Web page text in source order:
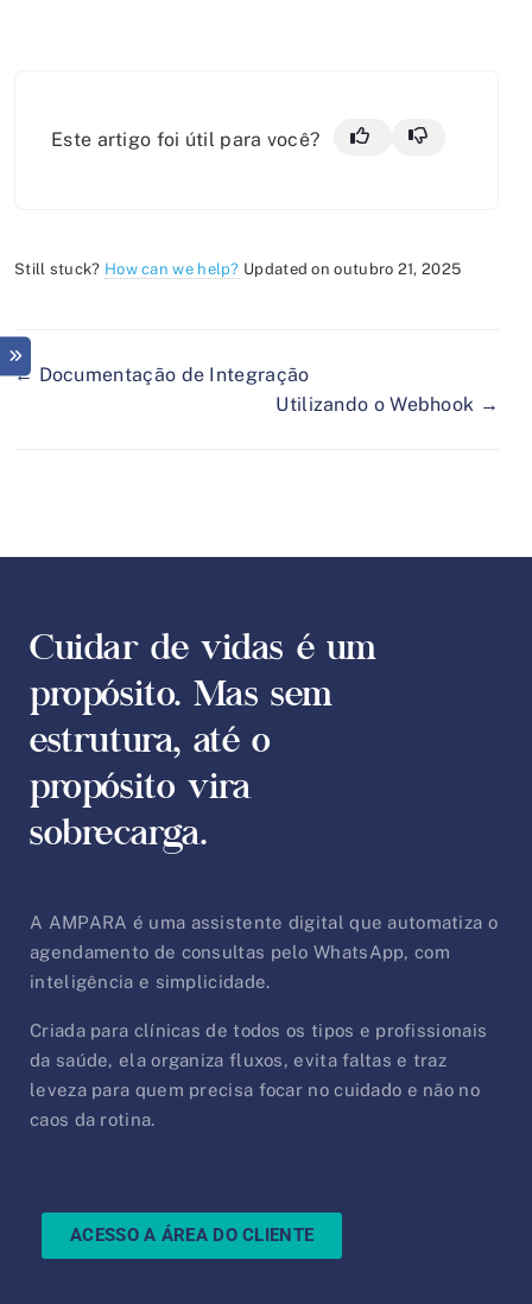
Este artigo foi útil para você?
Still stuck? How can we help? Updated on outubro 21, 2025
← Documentação de Integração
Utilizando o Webhook →
Cuidar de vidas é um
propósito. Mas sem
estrutura, até o
propósito vira
sobrecarga.
A AMPARA é uma assistente digital que automatiza o
agendamento de consultas pelo WhatsApp, com
inteligência e simplicidade.
Criada para clínicas de todos os tipos e profissionais
da saúde, ela organiza fluxos, evita faltas e traz
leveza para quem precisa focar no cuidado e não no
caos da rotina.
ACESSO A ÁREA DO CLIENTE